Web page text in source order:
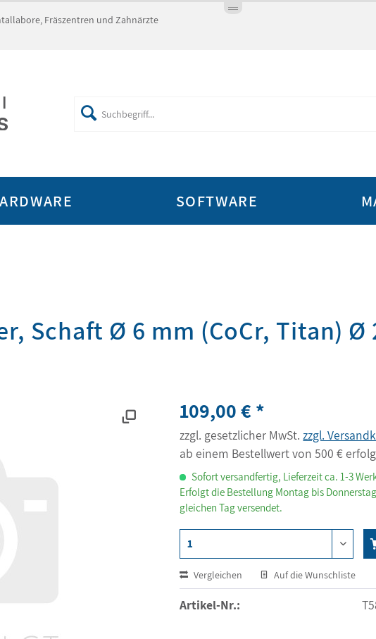
Fräszentren und Zahnärzte
SOFTWARE
Schaft Ø 6 mm (CoCr, Titan) Ø
109,00 € *
zzgl. gesetzlicher MwSt.zzgl.
ab einem Bestellwert von 500 €
Sofort versandfertig, Lieferzeit ca. 1-3
Erfolgt die Bestellung Montag bis
gleichen Tag versendet.
Vergleichen Auf die Wunschliste
Artikel-Nr.: